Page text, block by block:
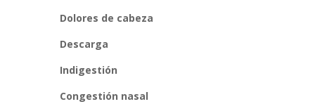
Dolores de cabeza
Descarga
Indigestión
Congestión nasal